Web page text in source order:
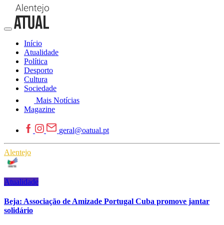
Início
Atualidade
Política
Desporto
Cultura
Sociedade
Mais Notícias
Magazine
geral@oatual.pt
Alentejo
Atualidade
Beja: Associação de Amizade Portugal Cuba promove jantar
solidário